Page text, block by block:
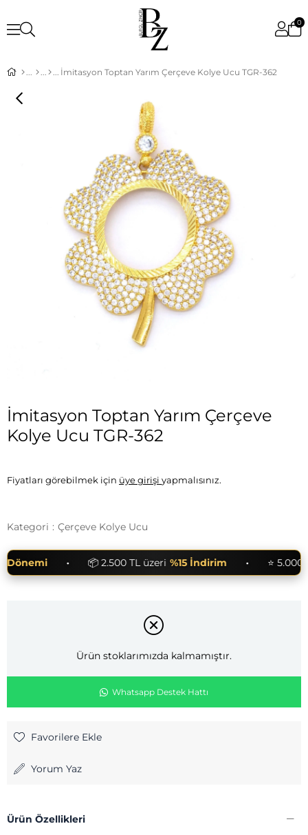
0
İmitasyon Toptan Yarım Çerçeve Kolye Ucu TGR-362
İmitasyon Toptan Yarım Çerçeve
Kolye Ucu TGR-362
Fiyatları görebilmek için üye girişi yapmalısınız.
Kategori : Çerçeve Kolye Ucu
📦 2.500 TL üzeri %15 İndirim ⭐ 5.000
Ürün stoklarımızda kalmamıştır.
Whatsapp Destek Hattı
Favorilere Ekle
Yorum Yaz
Ürün Özellikleri